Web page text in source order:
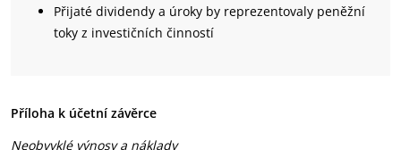
Přijaté dividendy a úroky by reprezentovaly peněžní
toky z investičních činností
Příloha k účetní závěrce
Neobvyklé výnosy a náklady